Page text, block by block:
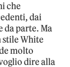
che
dai
da parte. Ma
stile White
molto
dire alla